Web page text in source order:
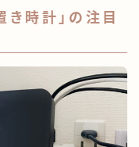
き時計」の注目